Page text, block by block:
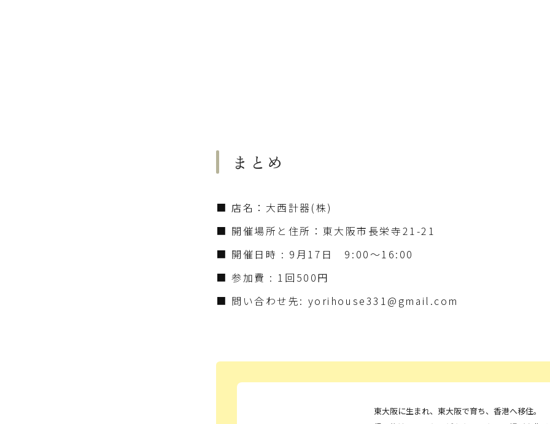
まとめ
■ 店名：大西計器(株)
■ 開催場所と住所：東大阪市長栄寺21-21
■ 開催日時 : 9月17日 9:00〜16:00
■ 参加費 : 1回500円
■ 問い合わせ先: yorihouse331@gmail.com
東大阪に生まれ、東大阪で育ち、香港へ移住。